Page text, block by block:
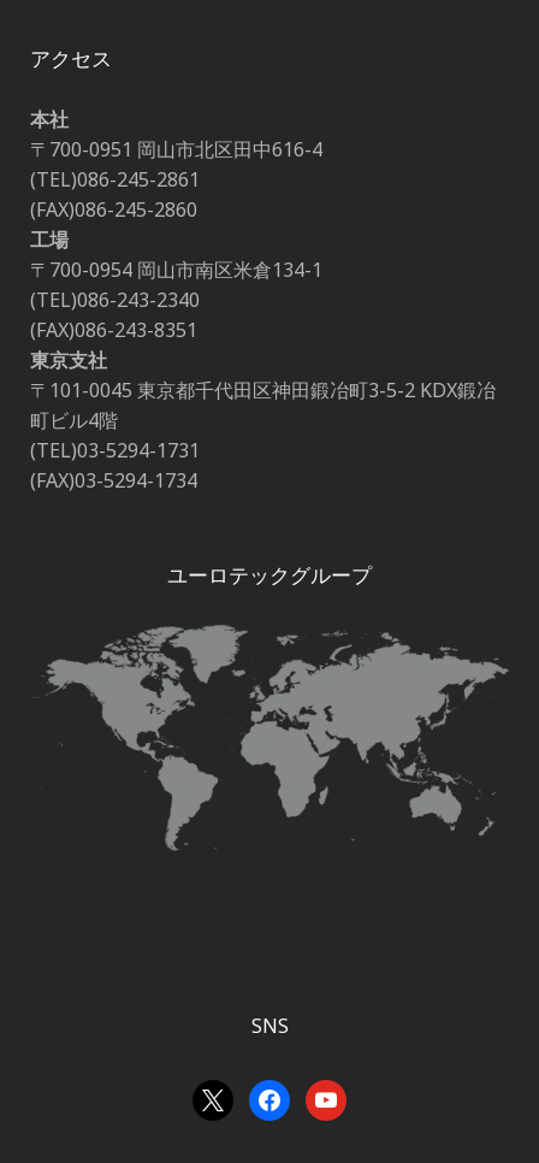
アクセス
本社
〒700-0951 岡山市北区田中616-4
(TEL)086-245-2861
(FAX)086-245-2860
工場
〒700-0954 岡山市南区米倉134-1
(TEL)086-243-2340
(FAX)086-243-8351
東京支社
〒101-0045 東京都千代田区神田鍛冶町3-5-2 KDX鍛冶
町ビル4階
(TEL)03-5294-1731
(FAX)03-5294-1734
ユーロテックグループ
SNS
x facebook
youtube